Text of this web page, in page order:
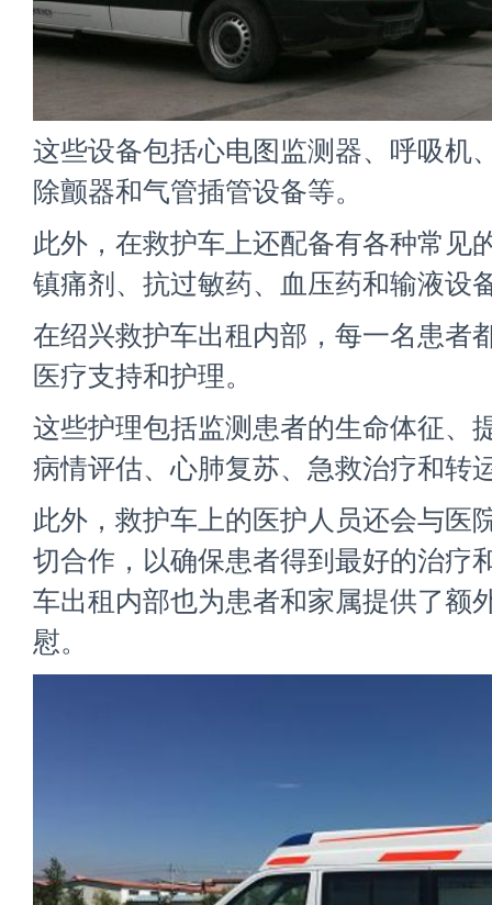
这些设备包括心电图监测器、呼吸机
除颤器和气管插管设备等。
此外，在救护车上还配备有各种常见
镇痛剂、抗过敏药、血压药和输液设
在绍兴救护车出租内部，每一名患者
医疗支持和护理。
这些护理包括监测患者的生命体征、
病情评估、心肺复苏、急救治疗和转
此外，救护车上的医护人员还会与医
切合作，以确保患者得到最好的治疗
车出租内部也为患者和家属提供了额
慰。